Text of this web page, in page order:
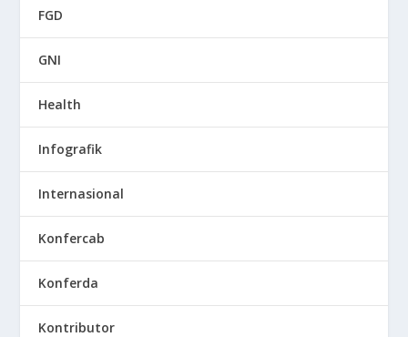
FGD
GNI
Health
Infografik
Internasional
Konfercab
Konferda
Kontributor